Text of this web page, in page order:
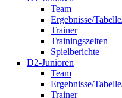
Team
Ergebnisse/
Trainer
Trainingszeiten
Spielberichte
D2-Junioren
Team
Ergebnisse/
Trainer